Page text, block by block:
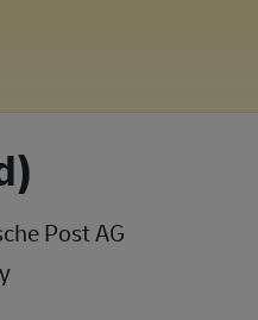
Post AG